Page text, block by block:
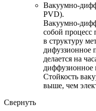
Вакуумно-
PVD).
Вакуумно-
собой процесс
в структуру
дифуззионное
делается на
диффузионное
Стойкость
выше, чем
Свернуть